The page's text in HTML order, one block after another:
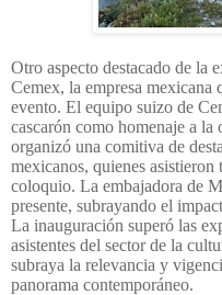
Otro aspecto destacado de la
Cemex, la empresa mexicana
evento. El equipo suizo de
cascarón como homenaje a
organizó una comitiva de
mexicanos, quienes
coloquio. La embajadora de
presente, subrayando el
La inauguración superó las
asistentes del sector de la
subraya la relevancia y
panorama contemporáneo.